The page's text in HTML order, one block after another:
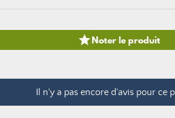
Noter le produit
Il n'y a pas encore d'avis pour ce